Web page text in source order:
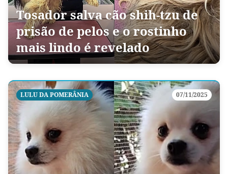
Tosador salva cão shih-tzu de
prisão de pelos e o rostinho
mais lindo é revelado
LULU DA POMERÂNIA 07/11/2025